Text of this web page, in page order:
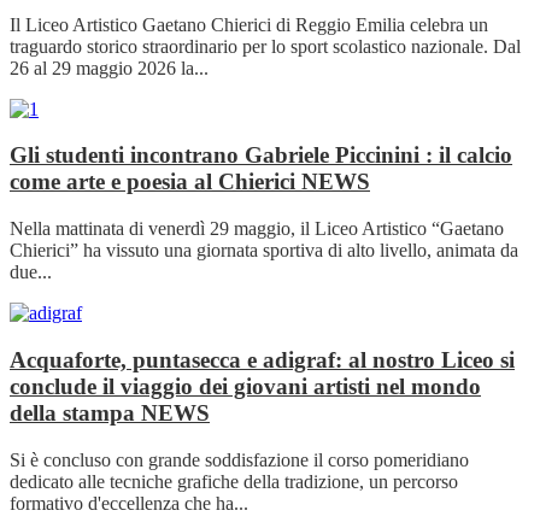
Il Liceo Artistico Gaetano Chierici di Reggio Emilia celebra un
traguardo storico straordinario per lo sport scolastico nazionale. Dal
26 al 29 maggio 2026 la...
Gli studenti incontrano Gabriele Piccinini : il calcio
come arte e poesia al Chierici NEWS
Nella mattinata di venerdì 29 maggio, il Liceo Artistico “Gaetano
Chierici” ha vissuto una giornata sportiva di alto livello, animata da
due...
Acquaforte, puntasecca e adigraf: al nostro Liceo si
conclude il viaggio dei giovani artisti nel mondo
della stampa NEWS
Si è concluso con grande soddisfazione il corso pomeridiano
dedicato alle tecniche grafiche della tradizione, un percorso
formativo d'eccellenza che ha...